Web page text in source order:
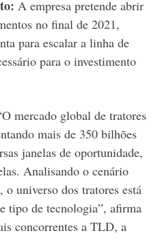
A empresa pretende abrir
no final de 2021,
para escalar a linha de
para o investimento
mercado global de tratores
mais de 350 bilhões
janelas de oportunidade,
Analisando o cenário
o universo dos tratores está
tipo de tecnologia”, afirma
concorrentes a TLD, a